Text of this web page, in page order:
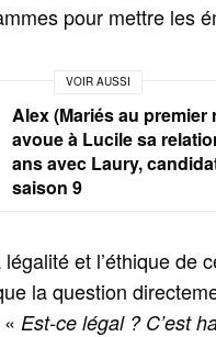
pour mettre les
VOIR AUSSI
Alex (Mariés au premier
avoue à Lucile sa
ans avec Laury,
saison 9
et l’éthique de
la question
Est-ce légal ? C’est